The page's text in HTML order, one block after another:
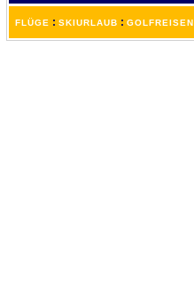
FLÜGE : SKIURLAUB : GOLFREISEN